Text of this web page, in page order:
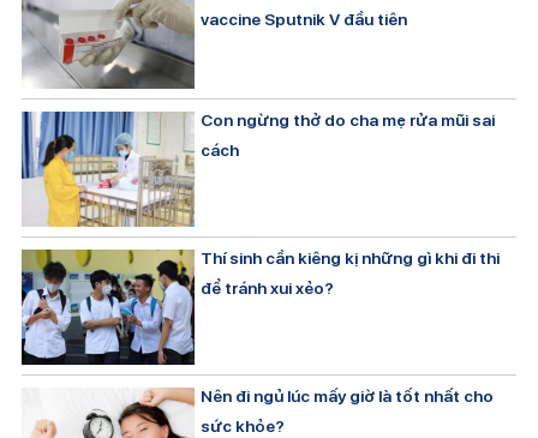
vaccine Sputnik V đầu tiên
Con ngừng thở do cha mẹ rửa mũi sai
cách
Thí sinh cần kiêng kị những gì khi đi thi
để tránh xui xẻo?
Nên đi ngủ lúc mấy giờ là tốt nhất cho
sức khỏe?